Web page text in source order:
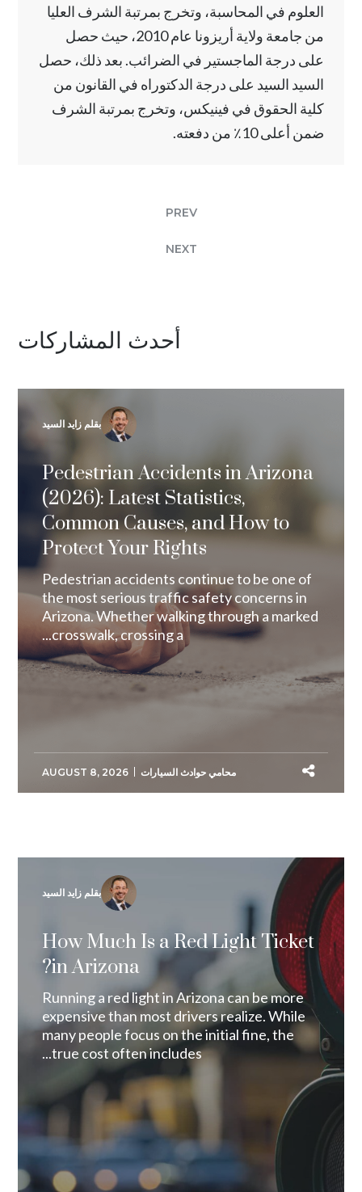
العلوم في المحاسبة، وتخرج بمرتبة الشرف العليا
من جامعة ولاية أريزونا عام 2010، حيث حصل
على درجة الماجستير في الضرائب. بعد ذلك، حصل
السيد السيد على درجة الدكتوراه في القانون من
كلية الحقوق في فينيكس، وتخرج بمرتبة الشرف
ضمن أعلى 10٪ من دفعته.
PREV
NEXT
أحدث المشاركات
بقلم زايد السيد
Pedestrian Accidents in Arizona
(2026): Latest Statistics,
Common Causes, and How to
Protect Your Rights
Pedestrian accidents continue to be one of
the most serious traffic safety concerns in
Arizona. Whether walking through a marked
crosswalk, crossing a...
محامي حوادث السيارات AUGUST 8, 2026
بقلم زايد السيد
How Much Is a Red Light Ticket
in Arizona?
Running a red light in Arizona can be more
expensive than most drivers realize. While
many people focus on the initial fine, the
true cost often includes...